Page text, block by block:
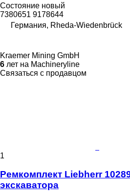
Состояние новый
7380651 9178644
Германия, Rheda-Wiedenbrück
Kraemer Mining GmbH
6 лет на Machineryline
Связаться с продавцом
1
Ремкомплект Liebherr
экскаватора